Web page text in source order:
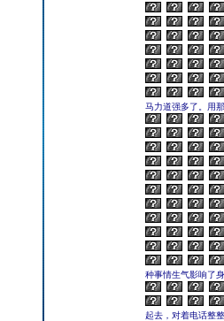
马力道强多了。用
种事情生气影响了
起去，对着电话整